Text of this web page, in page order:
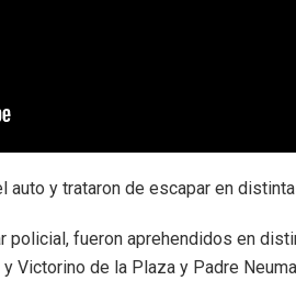
auto y trataron de escapar en
policial, fueron aprehendidos en
Victorino de la Plaza y Padre